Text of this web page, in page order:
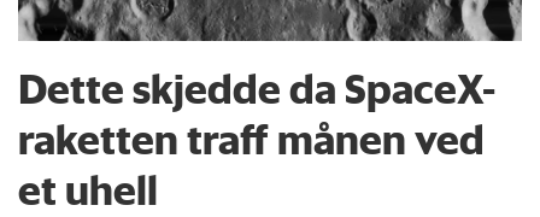
Dette skjedde da SpaceX-
raketten traff månen ved
et uhell